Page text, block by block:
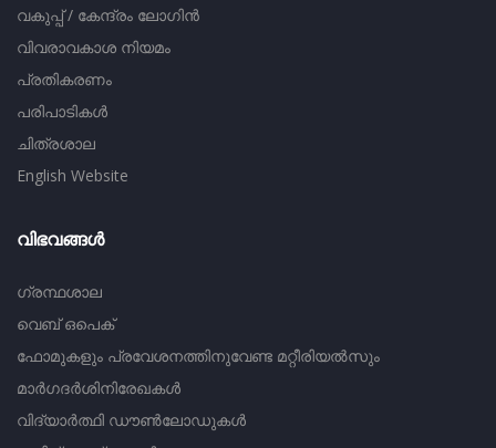
വകുപ്പ്‌ / കേന്ദ്രം ലോഗിൻ
വിവരാവകാശ നിയമം
പ്രതികരണം
പരിപാടികൾ
ചിത്രശാല
English Website
വിഭവങ്ങള്‍
ഗ്രന്ഥശാല
വെബ് ഒപെക്
ഫോമുകളും പ്രവേശനത്തിനുവേണ്ട മറ്റീരിയൽസും
മാര്‍ഗദര്‍ശിനിരേഖകൾ
വിദ്യാർത്ഥി ഡൗൺലോഡുകൾ